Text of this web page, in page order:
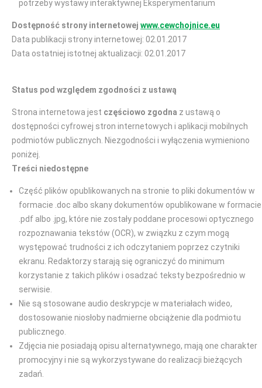
potrzeby wystawy interaktywnej Eksperymentarium
Dostępność strony internetowej www.cewchojnice.eu
Data publikacji strony internetowej: 02.01.2017
Data ostatniej istotnej aktualizacji: 02.01.2017
Status pod względem zgodności z ustawą
Strona internetowa jest częściowo zgodna z ustawą o
dostępności cyfrowej stron internetowych i aplikacji mobilnych
podmiotów publicznych. Niezgodności i wyłączenia wymieniono
poniżej.
Treści niedostępne
Część plików opublikowanych na stronie to pliki dokumentów w
formacie .doc albo skany dokumentów opublikowane w formacie
.pdf albo .jpg, które nie zostały poddane procesowi optycznego
rozpoznawania tekstów (OCR), w związku z czym mogą
występować trudności z ich odczytaniem poprzez czytniki
ekranu. Redaktorzy starają się ograniczyć do minimum
korzystanie z takich plików i osadzać teksty bezpośrednio w
serwisie.
Nie są stosowane audio deskrypcje w materiałach wideo,
dostosowanie niosłoby nadmierne obciążenie dla podmiotu
publicznego.
Zdjęcia nie posiadają opisu alternatywnego, mają one charakter
promocyjny i nie są wykorzystywane do realizacji bieżących
zadań.